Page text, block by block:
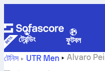
ট্রেন্ডিং ফুটবল
টেনিস
UTR Men
Alvaro